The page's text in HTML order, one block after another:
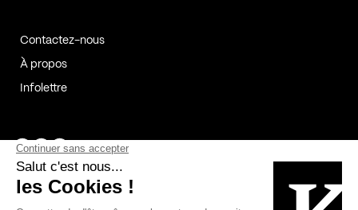
Contactez-nous
À propos
Infolettre
Page Facebook de Kollectif
Page Instagram de Kollectif
Page Linkedin de Kollectif